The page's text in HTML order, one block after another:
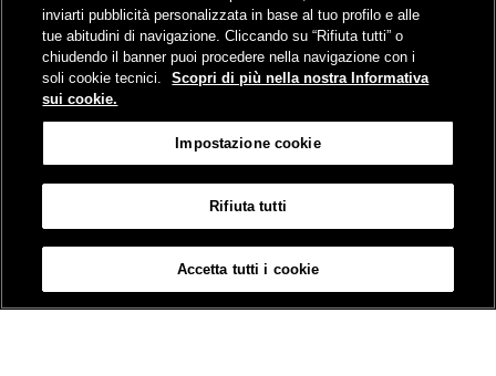
News e comunicati stampa
Comunicati stampa
Busitalia – Sita Nord
, Gruppo FS Italiane, è attiva nei servizi di
trasporto locale in Italia ed all'estero, che gestisce direttamente o
attraverso società controllate.
Viale Fratelli Rosselli, 80 - 50123 Firenze
© Gruppo FS Italiane 2019
Protezione dati personali
Partita Iva Busitalia - Sita Nord S.r.l. 06473721006
inviarti pubblicità personalizzata in base al tuo profilo e alle
tue abitudini di navigazione. Cliccando su “Rifiuta tutti” o
chiudendo il banner puoi procedere nella navigazione con i
soli cookie tecnici.
Scopri di più nella nostra Informativa
sui cookie.
Impostazione cookie
Rifiuta tutti
Accetta tutti i cookie